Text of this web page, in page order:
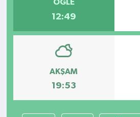
ÖĞLE
12:49
AKŞAM
19:53